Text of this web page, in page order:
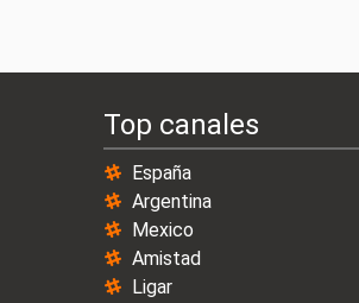
Top canales
España
Argentina
Mexico
Amistad
Ligar